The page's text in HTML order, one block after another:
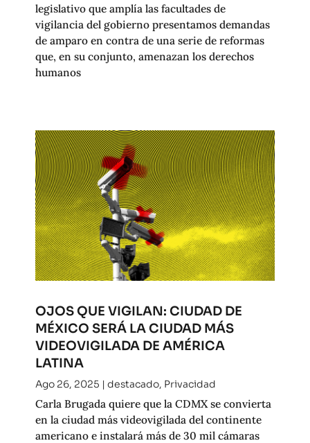
legislativo que amplía las facultades de
vigilancia del gobierno presentamos demandas
de amparo en contra de una serie de reformas
que, en su conjunto, amenazan los derechos
humanos
OJOS QUE VIGILAN: CIUDAD DE
MÉXICO SERÁ LA CIUDAD MÁS
VIDEOVIGILADA DE AMÉRICA
LATINA
Ago 26, 2025 | destacado, Privacidad
Carla Brugada quiere que la CDMX se convierta
en la ciudad más videovigilada del continente
americano e instalará más de 30 mil cámaras